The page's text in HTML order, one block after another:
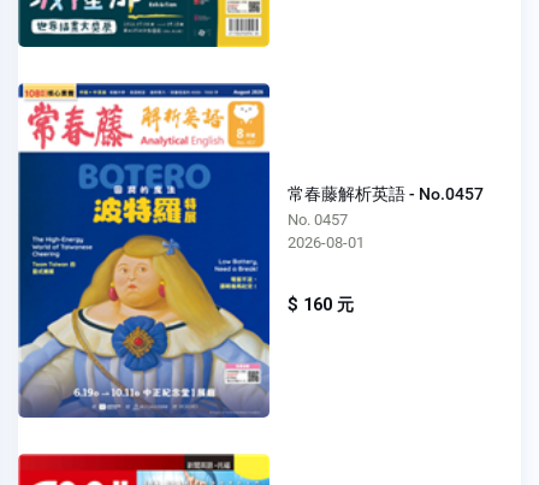
常春藤解析英語 - No.0457
No. 0457
2026-08-01
$ 160 元